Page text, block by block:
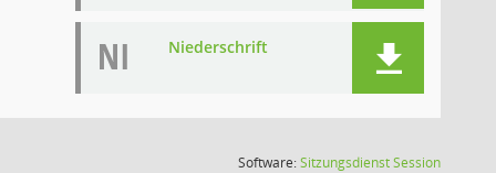
NI Niederschrift
Software:SitzungsdienstSession(Wird in